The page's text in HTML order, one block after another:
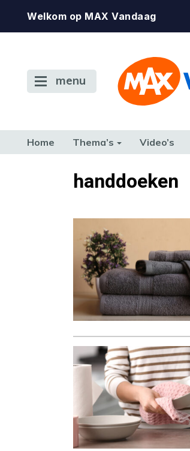
Welkom op MAX Vandaag
menu
Home Thema’s Video’s
TERUG NAAR TOENhanddoeken